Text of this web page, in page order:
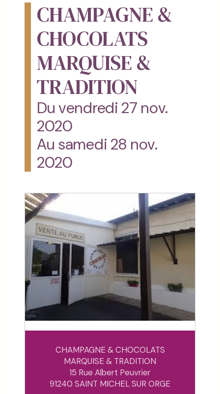
CHAMPAGNE &
CHOCOLATS
MARQUISE &
TRADITION
Du vendredi 27 nov.
2020
Au samedi 28 nov.
2020
CHAMPAGNE & CHOCOLATS
MARQUISE & TRADITION
15 Rue Albert Peuvrier
91240 SAINT MICHEL SUR ORGE